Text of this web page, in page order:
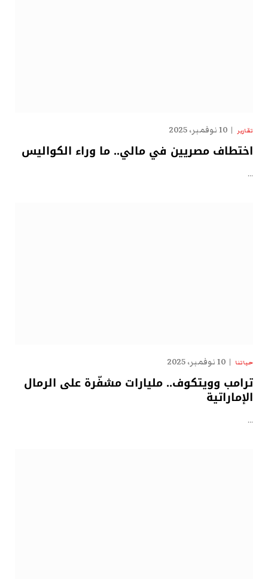
تقارير 10 نوفمبر، 2025
اختطاف مصريين في مالي.. ما وراء الكواليس
…
حياتنا 10 نوفمبر، 2025
ترامب وويتكوف.. مليارات مشفّرة على الرمال
الإماراتية
…